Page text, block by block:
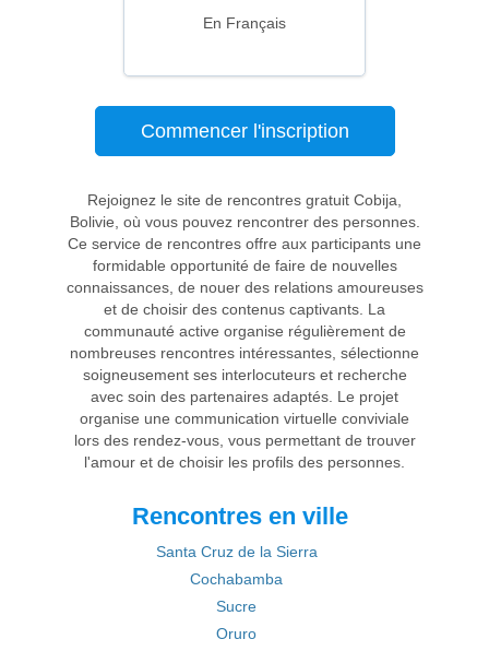
En Français
Commencer l'inscription
Rejoignez le site de rencontres gratuit Cobija,
Bolivie, où vous pouvez rencontrer des personnes.
Ce service de rencontres offre aux participants une
formidable opportunité de faire de nouvelles
connaissances, de nouer des relations amoureuses
et de choisir des contenus captivants. La
communauté active organise régulièrement de
nombreuses rencontres intéressantes, sélectionne
soigneusement ses interlocuteurs et recherche
avec soin des partenaires adaptés. Le projet
organise une communication virtuelle conviviale
lors des rendez-vous, vous permettant de trouver
l'amour et de choisir les profils des personnes.
Rencontres en ville
Santa Cruz de la Sierra
Cochabamba
Sucre
Oruro